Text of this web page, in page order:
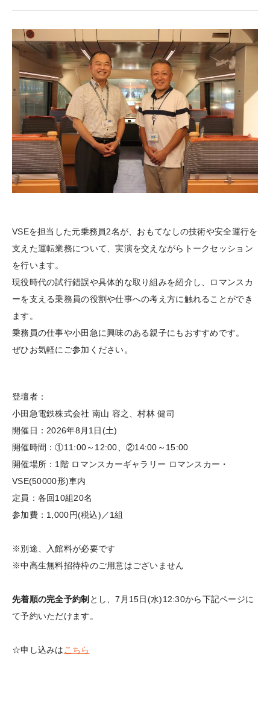
VSEを担当した元乗務員2名が、おもてなしの技術や安全運行を
支えた運転業務について、実演を交えながらトークセッション
を行います。
現役時代の試行錯誤や具体的な取り組みを紹介し、ロマンスカ
ーを支える乗務員の役割や仕事への考え方に触れることができ
ます。
乗務員の仕事や小田急に興味のある親子にもおすすめです。
ぜひお気軽にご参加ください。
登壇者：
小田急電鉄株式会社 南山 容之、村林 健司
開催日：2026年8月1日(土)
開催時間：①11:00～12:00、②14:00～15:00
開催場所：1階 ロマンスカーギャラリー ロマンスカー・
VSE(50000形)車内
定員：各回10組20名
参加費：1,000円(税込)／1組
※別途、入館料が必要です
※中高生無料招待枠のご用意はございません
先着順の完全予約制 とし、7月15日(水)12:30から下記ページに
て予約いただけます。
☆申し込みはこちら